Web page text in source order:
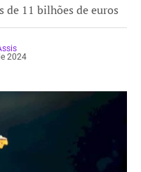
de 11 bilhões de euros
2024